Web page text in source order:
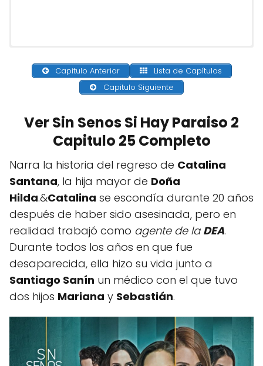
Capitulo Anterior
Lista de Capítulos
Capitulo Siguiente
Ver Sin Senos Si Hay Paraiso 2
Capitulo 25 Completo
Narra la historia del regreso de Catalina
Santana, la hija mayor de Doña
Hilda.&Catalina se escondía durante 20 años
después de haber sido asesinada, pero en
realidad trabajó como agente de la DEA.
Durante todos los años en que fue
desaparecida, ella hizo su vida junto a
Santiago Sanín un médico con el que tuvo
dos hijos Mariana y Sebastián.